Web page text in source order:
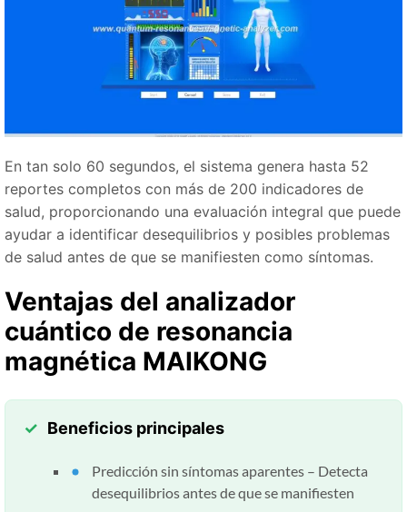
En tan solo 60 segundos, el sistema genera hasta 52
reportes completos con más de 200 indicadores de
salud, proporcionando una evaluación integral que puede
ayudar a identificar desequilibrios y posibles problemas
de salud antes de que se manifiesten como síntomas.
Ventajas del analizador
cuántico de resonancia
magnética MAIKONG
Beneficios principales
Predicción sin síntomas aparentes – Detecta
desequilibrios antes de que se manifiesten